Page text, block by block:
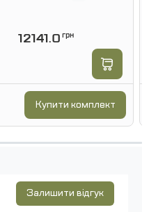
12141.0 грн
Купити комплект
Залишити відгук